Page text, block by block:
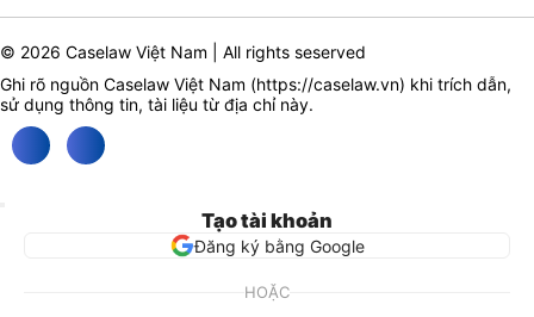
© 2026 Caselaw Việt Nam | All rights seserved
Ghi rõ nguồn Caselaw Việt Nam (https://caselaw.vn) khi trích dẫn,
sử dụng thông tin, tài liệu từ địa chỉ này.
Tạo tài khoản
Đăng ký bằng Google
HOẶC